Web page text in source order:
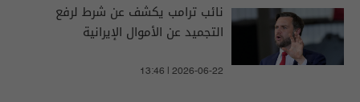
نائب ترامب يكشف عن شرط لرفع
التجميد عن الأموال الإيرانية
13:46 | 2026-06-22